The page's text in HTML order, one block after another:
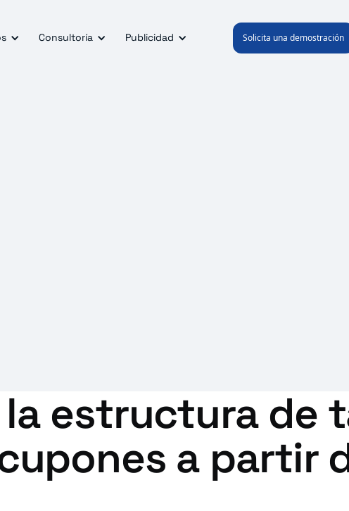
Consultoría Publicidad Solicita una demostración
estructura de
a partir